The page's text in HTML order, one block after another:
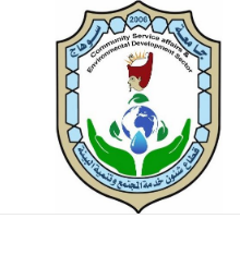
التجاوز
إلى
المحتوى